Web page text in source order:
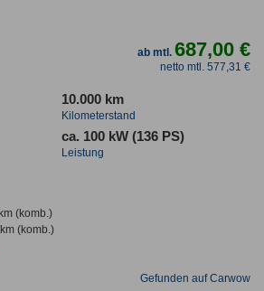
ab mtl.687,00 €
netto mtl. 577,31 €
10.000 km
Kilometerstand
ca. 100 kW (136 PS)
Leistung
(komb.)
(komb.)
Gefunden auf Carwow